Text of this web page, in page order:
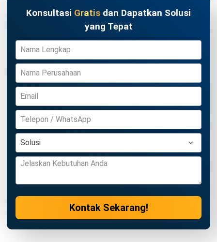
TENTANG KAMI
Wawasan Bisnis
Pelajari Lebih Lanjut Tentang Software untuk
Bisnis
Temukan Software Terbaik untuk Bisnis